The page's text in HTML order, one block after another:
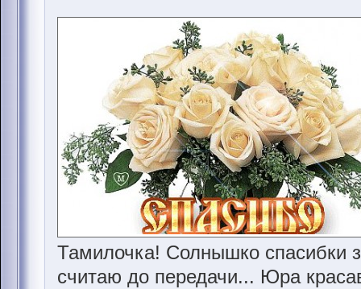
Тамилочка! Солнышко спасибки
считаю до передачи... Юра